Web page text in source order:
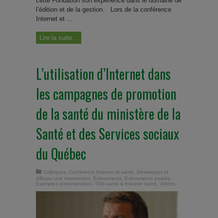
l’édition et de la gestion. Lors de la conférence
Internet et ...
Lire la suite...
L’utilisation d’Internet dans
les campagnes de promotion
de la santé du ministère de la
Santé et des Services sociaux
du Québec
Colloques Conférence Internet et santé
Développer et
diffuser une intervention
Événements Évènements passés
Exemples d'interventions Télé-santé & Internet santé Vidéos